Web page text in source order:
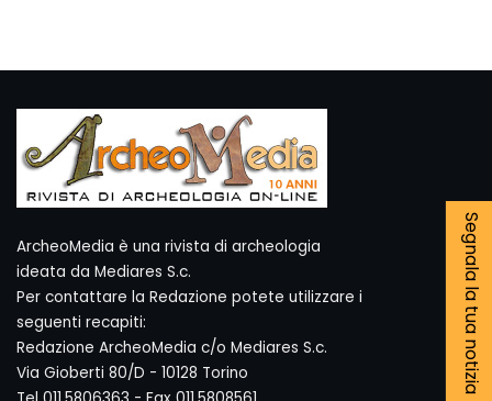
Segnala la tua notizia
ArcheoMedia è una rivista di archeologia
ideata da Mediares S.c.
Per contattare la Redazione potete utilizzare i
seguenti recapiti:
Redazione ArcheoMedia c/o Mediares S.c.
Via Gioberti 80/D - 10128 Torino